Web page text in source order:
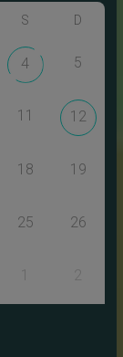
S D
4 5
11 12
18 19
25 26
2